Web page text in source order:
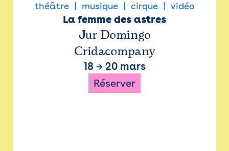
théâtre musique cirque vidéo
La femme des astres
Jur Domingo
Cridacompany
18 → 20 mars
Réserver